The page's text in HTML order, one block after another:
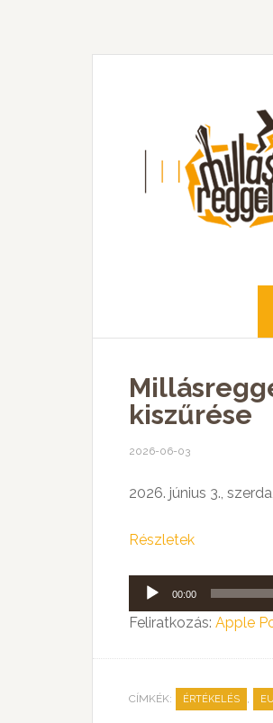
kiszűrése
2026-06-03
2026. június 3.,
Részletek
Audió
lejátszó
00:00
Feliratkozás: Apple
CÍMKÉK: ÉRTÉKELÉS ,